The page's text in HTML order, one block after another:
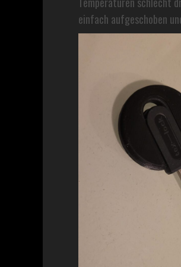
einfach aufgeschoben